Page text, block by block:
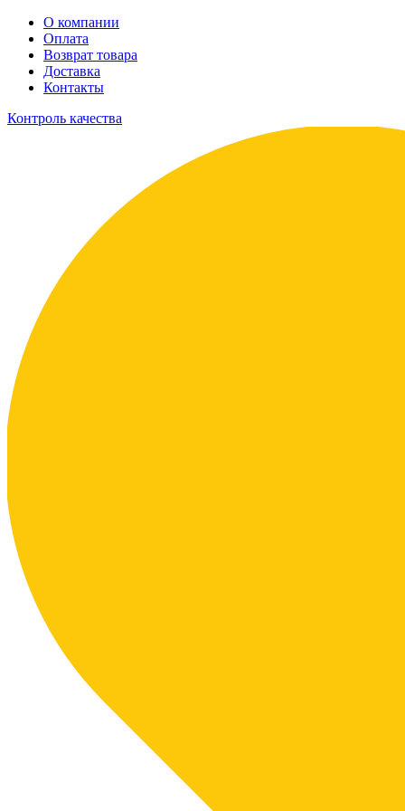
О компании
Оплата
Возврат товара
Доставка
Контакты
Контроль качества